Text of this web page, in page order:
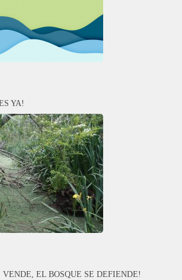
YA!
VENDE, EL BOSQUE SE DEFIENDE!